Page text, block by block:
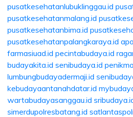
pusatkesehatanlubuklinggau.id
pusatkesehatanmalang.id
pusatkesehatanbima.id
pusatkesehatanpalangkaraya.id
farmasiuad.id pecintabudaya.id
budayakita.id senibudaya.id
lumbungbudayadermaji.id
kebudayaantanahdatar.id
wartabudayasanggau.id
simerdupolresbatang.id